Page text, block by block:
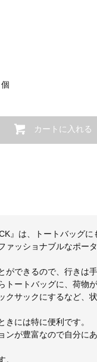
個
カートに入れる
』は、トートバッグ
ァッショナブルなポータ
ができるので、行きは
トートバッグに、荷物
クサックにするなど、
きには特に便利です。
ンが豊富なので自分に
。